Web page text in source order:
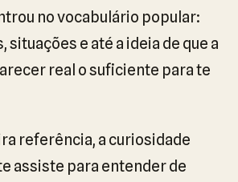
no vocabulário popular:
situações e até a ideia de que a
real o suficiente para te
referência, a curiosidade
assiste para entender de